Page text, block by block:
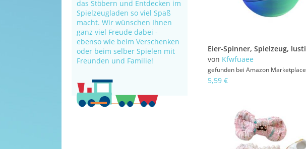
das Stöbern und Entdecken im
Spielzeugladen so viel Spaß
macht. Wir wünschen Ihnen
ganz viel Freude dabei -
ebenso wie beim Verschenken
oder beim selber Spielen mit
Freunden und Familie!
von Kfwfuaee
gefunden bei Amazon Marketplace
5,59 €